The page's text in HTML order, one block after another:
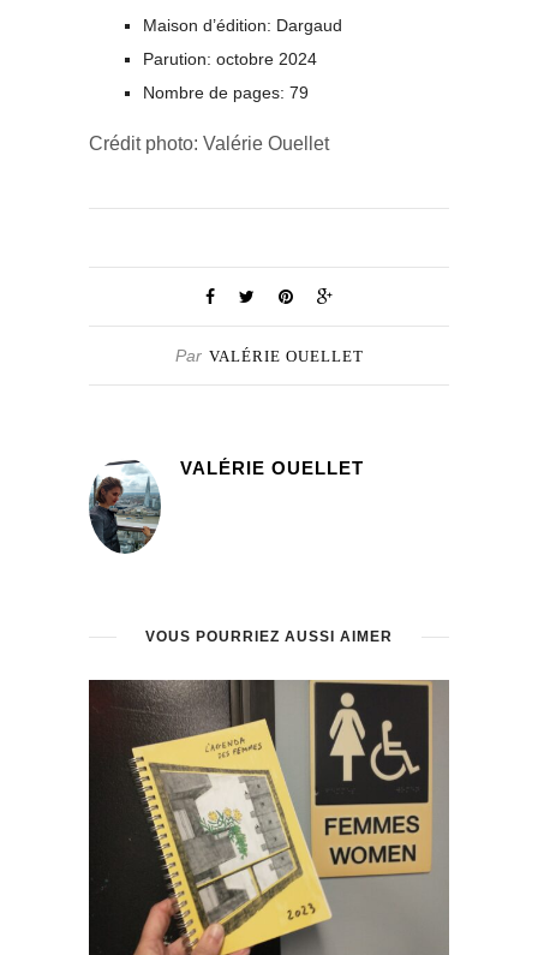
Maison d’édition: Dargaud
Parution: octobre 2024
Nombre de pages: 79
Crédit photo: Valérie Ouellet
Par VALÉRIE OUELLET
VALÉRIE OUELLET
VOUS POURRIEZ AUSSI AIMER